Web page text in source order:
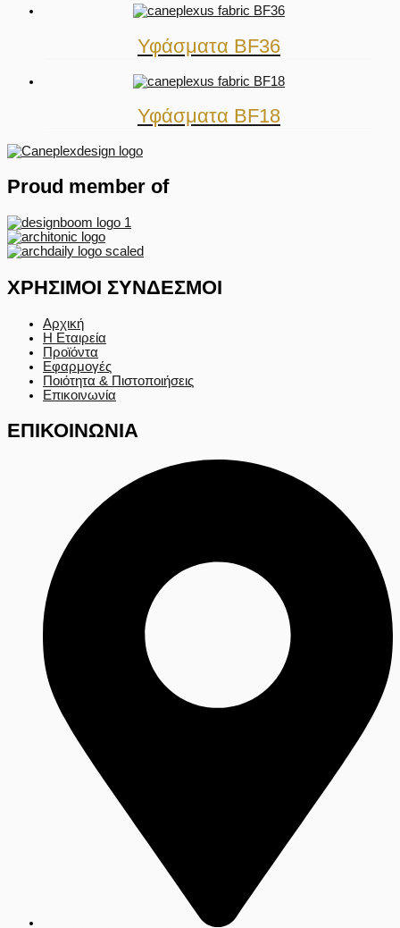
Υφάσματα BF36
Υφάσματα BF18
Proud member of
ΧΡΗΣΙΜΟΙ ΣΥΝΔΕΣΜΟΙ
Αρχική
Η Εταιρεία
Προϊόντα
Εφαρμογές
Ποιότητα & Πιστοποιήσεις
Επικοινωνία
ΕΠΙΚΟΙΝΩΝΙΑ